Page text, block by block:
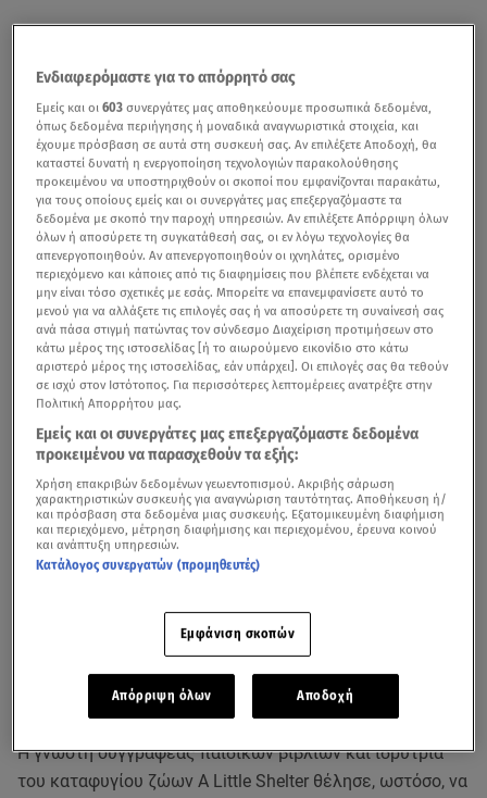
αποκάλυψε μέσα από τα social media
πως ένα μικρό ατύχημα στην καθημερινότητά της την
οδήγησε στο ΚΑΤ, όπου χρειάστηκε να κάνει ράμματα
Η γνωστή συγγραφέας παιδικών βιβλίων και ιδρύτρια
του καταφυγίου ζώων A Little Shelter θέλησε, ωστόσο, να
Ενδιαφερόμαστε για το απόρρητό σας
Εμείς και οι603 συνεργάτες μας αποθηκεύουμε προσωπικά δεδομένα,
όπως δεδομένα περιήγησης ή μοναδικά αναγνωριστικά στοιχεία, και
έχουμε πρόσβαση σε αυτά στη συσκευή σας. Αν επιλέξετε Αποδοχή, θα
καταστεί δυνατή η ενεργοποίηση τεχνολογιών παρακολούθησης
προκειμένου να υποστηριχθούν οι σκοποί που εμφανίζονται παρακάτω,
για τους οποίους εμείς και οι συνεργάτες μας επεξεργαζόμαστε τα
δεδομένα με σκοπό την παροχή υπηρεσιών. Αν επιλέξετε Απόρριψη όλων
όλων ή αποσύρετε τη συγκατάθεσή σας, οι εν λόγω τεχνολογίες θα
απενεργοποιηθούν. Αν απενεργοποιηθούν οι ιχνηλάτες, ορισμένο
περιεχόμενο και κάποιες από τις διαφημίσεις που βλέπετε ενδέχεται να
μην είναι τόσο σχετικές με εσάς. Μπορείτε να επανεμφανίσετε αυτό το
μενού για να αλλάξετε τις επιλογές σας ή να αποσύρετε τη συναίνεσή σας
ανά πάσα στιγμή πατώντας τον σύνδεσμο Διαχείριση προτιμήσεων στο
κάτω μέρος της ιστοσελίδας [ή το αιωρούμενο εικονίδιο στο κάτω
αριστερό μέρος της ιστοσελίδας, εάν υπάρχει]. Οι επιλογές σας θα τεθούν
σε ισχύ στον Ιστότοπος. Για περισσότερες λεπτομέρειες ανατρέξτε στην
Πολιτική Απορρήτου μας.
Εμείς και οι συνεργάτες μας επεξεργαζόμαστε δεδομένα
προκειμένου να παρασχεθούν τα εξής:
Χρήση επακριβών δεδομένων γεωεντοπισμού. Ακριβής σάρωση
χαρακτηριστικών συσκευής για αναγνώριση ταυτότητας. Αποθήκευση ή/
και πρόσβαση στα δεδομένα μιας συσκευής. Εξατομικευμένη διαφήμιση
και περιεχόμενο, μέτρηση διαφήμισης και περιεχομένου, έρευνα κοινού
και ανάπτυξη υπηρεσιών.
Κατάλογος συνεργατών (προμηθευτές)
Εμφάνιση σκοπών
Απόρριψη όλων Αποδοχή